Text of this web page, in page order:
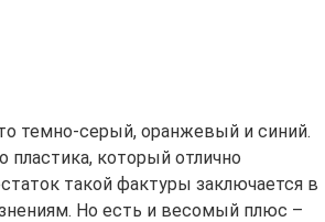
темно-серый, оранжевый и синий.
который отлично
такой фактуры заключается в
Но есть и весомый плюс –